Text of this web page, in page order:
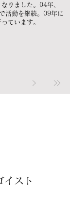
りました。04年、
活動を継続。09年に
ています。
イスト